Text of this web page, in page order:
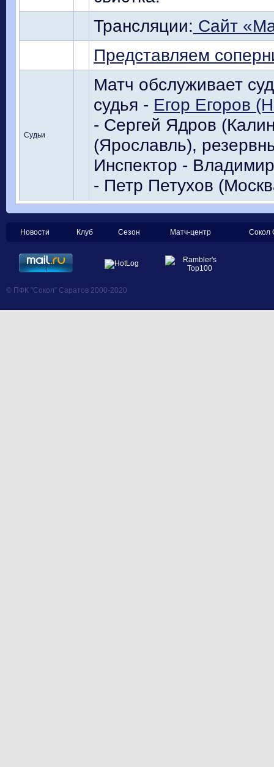
Трансляции: Сайт
Представляем
Судьи
Матч обслуживает
судья - Егор Егоров
- Сергей Ядров
(Ярославль),
Инспектор -
- Петр Петухов
Новости Клуб Сезон Матч-центр Сокол
© ПФК "Сокол" Саратов 2000-2020